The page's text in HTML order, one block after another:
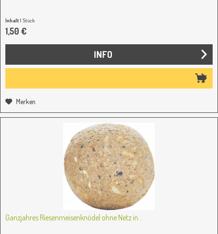
Inhalt1 Stück
1,50 €
INFO
Merken
Ganzjahres Riesenmeisenknödel ohne Netz in...